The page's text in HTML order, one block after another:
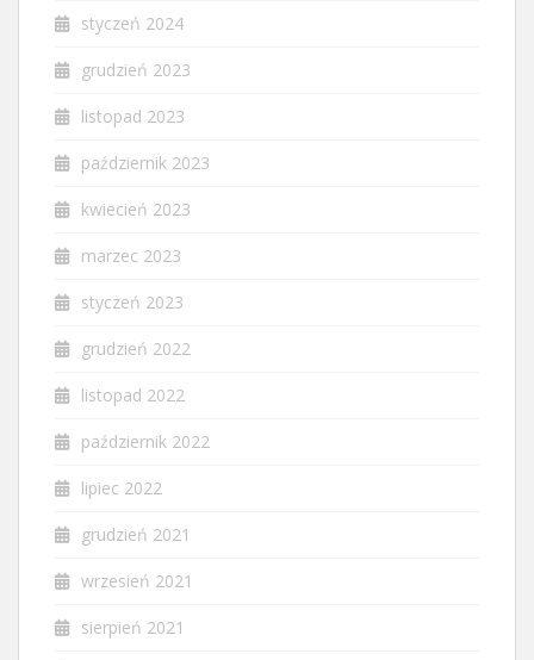
styczeń 2024
grudzień 2023
listopad 2023
październik 2023
kwiecień 2023
marzec 2023
styczeń 2023
grudzień 2022
listopad 2022
październik 2022
lipiec 2022
grudzień 2021
wrzesień 2021
sierpień 2021